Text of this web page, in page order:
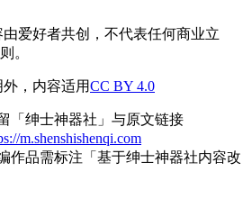
爱好者共创，不代表任何商业立
。
，内容适用CC BY 4.0
「绅士神器社」与原文链接
m.shenshishenqi.com
作品需标注「基于绅士神器社内容改